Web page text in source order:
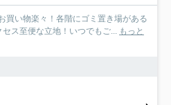
買い物楽々！各階にゴミ置き場がある
ス至便な立地！いつでもご...
もっと